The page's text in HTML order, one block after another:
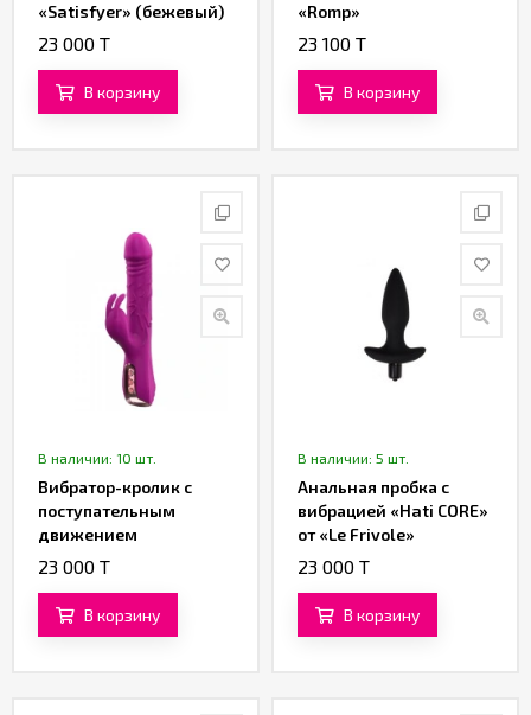
«Satisfyer» (бежевый)
23 000 T
В корзину
«Romp»
23 100 T
В корзину
В наличии: 10 шт.
Вибратор-кролик с
поступательным
движением
(фрикциями) и
стимуляцией от
«SXTOP»
23 000 T
В корзину
В наличии: 5 шт.
Анальная пробка с
вибрацией «Hati CORE»
от «Le Frivole»
23 000 T
В корзину